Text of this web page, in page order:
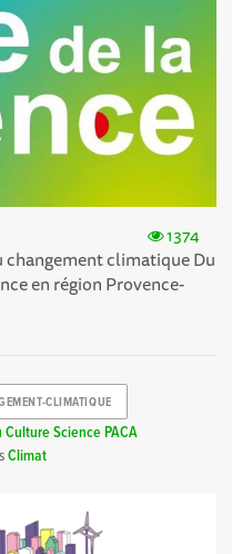
1374
changement climatique Du
en région Provence-
CLIMATIQUE
Science PACA
Climat